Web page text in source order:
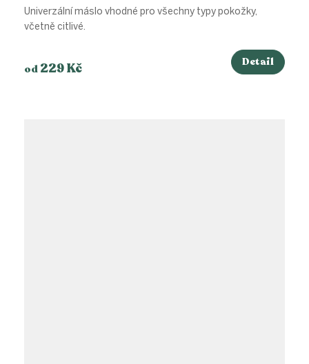
od 229 Kč Detail
Univerzální máslo vhodné pro všechny typy pokožky,
včetně citlivé.